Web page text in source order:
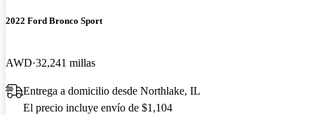
2022 Ford Bronco Sport
AWD 32,241 millas
Entrega a domicilio desde Northlake, IL
El precio incluye envío de $1,104